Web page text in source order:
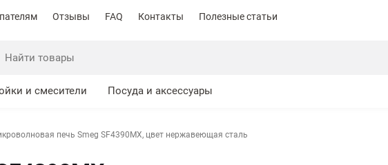
Отзывы FAQ Контакты Полезные статьи
и смесители Посуда и аксессуары
печь Smeg SF4390MX, цвет нержавеющая сталь